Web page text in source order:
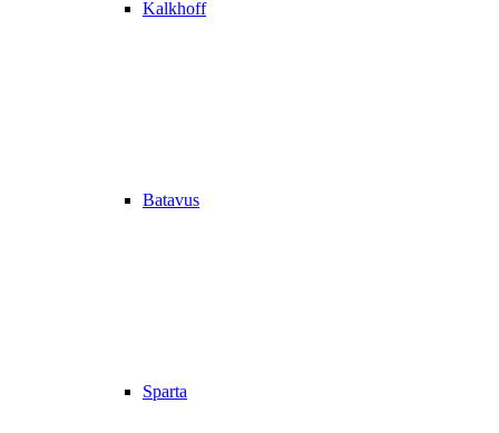
Kalkhoff
Batavus
Sparta